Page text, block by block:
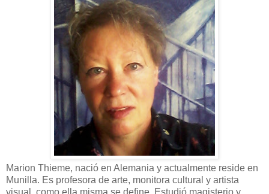
Marion Thieme, nació en Alemania y actualmente reside en
Munilla. Es profesora de arte, monitora cultural y artista